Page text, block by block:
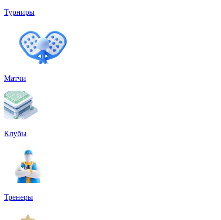
Турниры
Матчи
Клубы
Тренеры